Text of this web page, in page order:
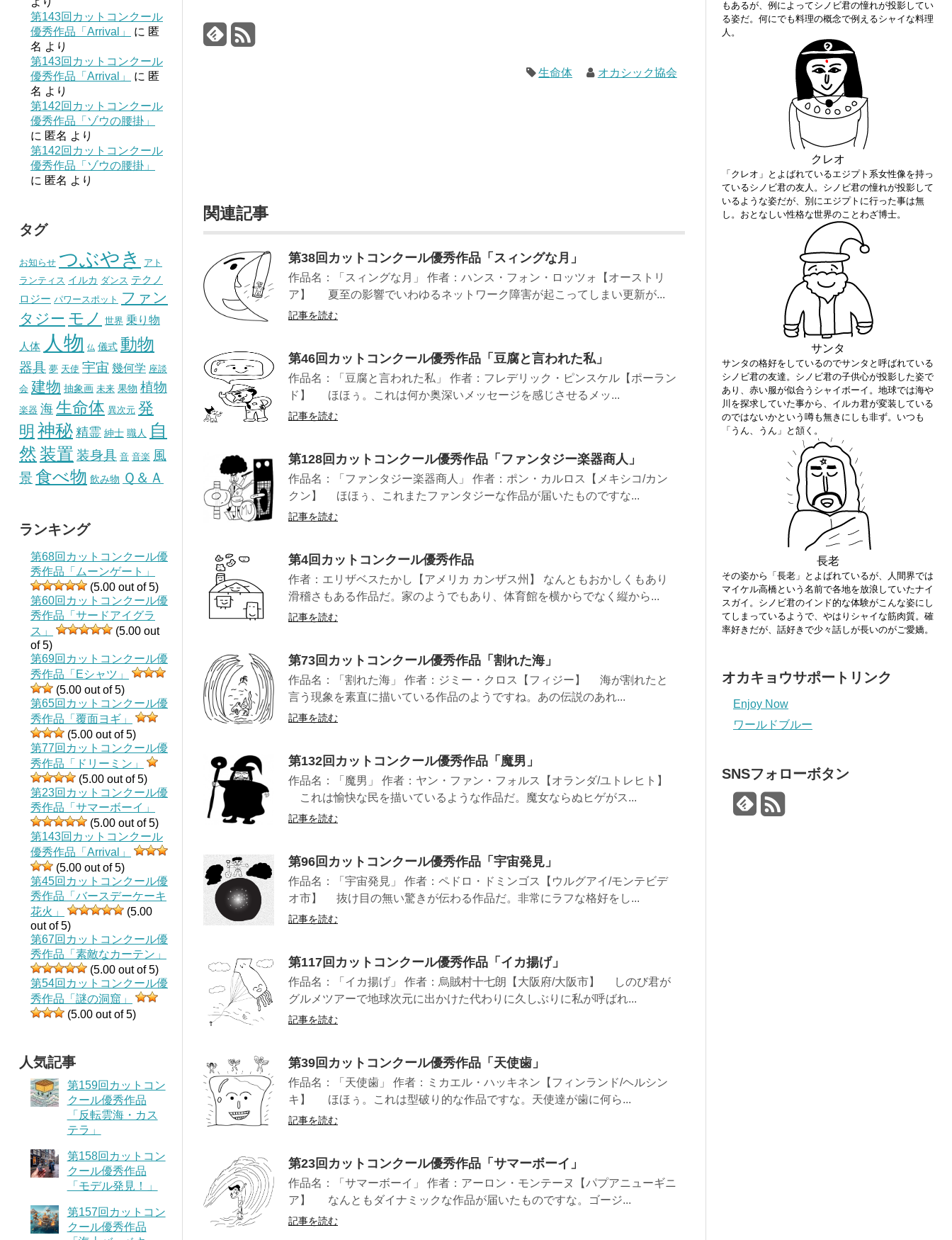
第143回カットコンクール
優秀作品「Arrival」
に 匿
名 より
第143回カットコンクール
優秀作品「Arrival」
に 匿
名 より
第142回カットコンクール
優秀作品「ゾウの腰掛」
に 匿名 より
第142回カットコンクール
優秀作品「ゾウの腰掛」
に 匿名 より
タグ
お知らせ つぶやき
アト
ランティス イルカ ダンス テクノ
ロジー パワースポット ファン
タジー モノ 世界 乗り物
人体 人物 仏 儀式 動物
器具 夢 天使 宇宙 幾何学 座談
会 建物 抽象画 未来 果物 植物
楽器 海 生命体 異次元 発
明 神秘精霊 紳士 職人 自
然 装置 装身具 音 音楽 風
景 食べ物 飲み物 Ｑ＆Ａ
ランキング
第68回カットコンクール優
秀作品「ムーンゲート」
(5.00 out of 5)
第60回カットコンクール優
秀作品「サードアイグラ
ス」
(5.00 out
of 5)
第69回カットコンクール優
秀作品「Eシャツ」
(5.00 out of 5)
第65回カットコンクール優
秀作品「覆面ヨギ」
(5.00 out of 5)
第77回カットコンクール優
秀作品「ドリーミン」
(5.00 out of 5)
第23回カットコンクール優
秀作品「サマーボーイ」
(5.00 out of 5)
第143回カットコンクール
優秀作品「Arrival」
(5.00 out of 5)
第45回カットコンクール優
秀作品「バースデーケーキ
花火」
(5.00
out of 5)
第67回カットコンクール優
秀作品「素敵なカーテン」
(5.00 out of 5)
第54回カットコンクール優
秀作品「謎の洞窟」
(5.00 out of 5)
人気記事
第159回カットコン
クール優秀作品
「反転雲海・カス
テラ」
第158回カットコン
クール優秀作品
「モデル発見！」
第157回カットコン
クール優秀作品
生命体 オカシック協会
関連記事
第38回カットコンクール優秀作品「スィングな月」
作品名：「スィングな月」 作者：ハンス・フォン・ロッツォ【オーストリ
ア】 夏至の影響でいわゆるネットワーク障害が起こってしまい更新が...
記事を読む
第46回カットコンクール優秀作品「豆腐と言われた私」
作品名：「豆腐と言われた私」 作者：フレデリック・ピンスケル【ポーラン
ド】 ほほぅ。これは何か奥深いメッセージを感じさせるメッ...
記事を読む
第128回カットコンクール優秀作品「ファンタジー楽器商人」
作品名：「ファンタジー楽器商人」 作者：ポン・カルロス【メキシコ/カン
クン】 ほほぅ、これまたファンタジーな作品が届いたものですな...
記事を読む
第4回カットコンクール優秀作品
作者：エリザベスたかし【アメリカ カンザス州】 なんともおかしくもあり
滑稽さもある作品だ。家のようでもあり、体育館を横からでなく縦から...
記事を読む
第73回カットコンクール優秀作品「割れた海」
作品名：「割れた海」 作者：ジミー・クロス【フィジー】 海が割れたと
言う現象を素直に描いている作品のようですね。あの伝説のあれ...
記事を読む
第132回カットコンクール優秀作品「魔男」
作品名：「魔男」 作者：ヤン・ファン・フォルス【オランダ/ユトレヒト】
これは愉快な民を描いているような作品だ。魔女ならぬヒゲがス...
記事を読む
第96回カットコンクール優秀作品「宇宙発見」
作品名：「宇宙発見」 作者：ペドロ・ドミンゴス【ウルグアイ/モンテビデ
オ市】 抜け目の無い驚きが伝わる作品だ。非常にラフな格好をし...
記事を読む
第117回カットコンクール優秀作品「イカ揚げ」
作品名：「イカ揚げ」 作者：烏賊村十七朗【大阪府/大阪市】 しのび君が
グルメツアーで地球次元に出かけた代わりに久しぶりに私が呼ばれ...
記事を読む
第39回カットコンクール優秀作品「天使歯」
作品名：「天使歯」 作者：ミカエル・ハッキネン【フィンランド/ヘルシン
キ】 ほほぅ。これは型破り的な作品ですな。天使達が歯に何ら...
記事を読む
第23回カットコンクール優秀作品「サマーボーイ」
作品名：「サマーボーイ」 作者：アーロン・モンテーヌ【パプアニューギニ
ア】 なんともダイナミックな作品が届いたものですな。ゴージ...
記事を読む
もあるが、例によってシノビ君の憧れが投影してい
る姿だ。何にでも料理の概念で例えるシャイな料理
人。
クレオ
「クレオ」とよばれているエジプト系女性像を持っ
ているシノビ君の友人。シノビ君の憧れが投影して
いるような姿だが、別にエジプトに行った事は無
し。おとなしい性格な世界のことわざ博士。
サンタ
サンタの格好をしているのでサンタと呼ばれている
シノビ君の友達。シノビ君の子供心が投影した姿で
あり、赤い服が似合うシャイボーイ。地球では海や
川を探求していた事から、イルカ君が変装している
のではないかという噂も無きにしも非ず。いつも
「うん、うん」と頷く。
長老
その姿から「長老」とよばれているが、人間界では
マイケル高橋という名前で各地を放浪していたナイ
スガイ。シノビ君のインド的な体験がこんな姿にし
てしまっているようで、やはりシャイな筋肉質。確
率好きだが、話好きで少々話しが長いのがご愛嬌。
オカキョウサポートリンク
Enjoy Now
ワールドブルー
SNSフォローボタン